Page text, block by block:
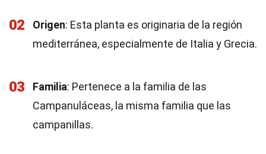
02 Origen: Esta planta es originaria de la región
mediterránea, especialmente de Italia y Grecia.
03 Familia: Pertenece a la familia de las
Campanuláceas, la misma familia que las
campanillas.